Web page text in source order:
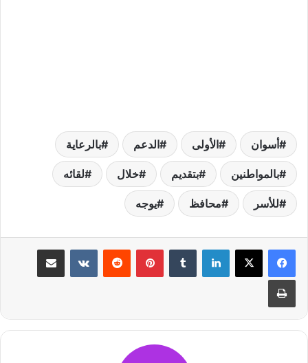
أسوان الأولى الدعم بالرعاية
بالمواطنين بتقديم خلال لقائه
للأسر محافظ يوجه
لينكدإن بينتيريست مشاركة عبر البريد
طباعة